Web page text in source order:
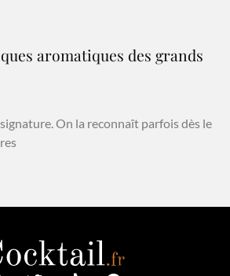
aromatiques des grands
signature. On la reconnaît parfois dès le